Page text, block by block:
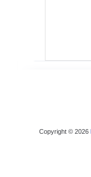
Copyright © 2026